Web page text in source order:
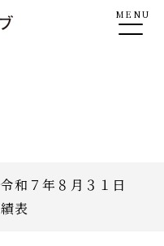
MENU
和７年８月３１日
表